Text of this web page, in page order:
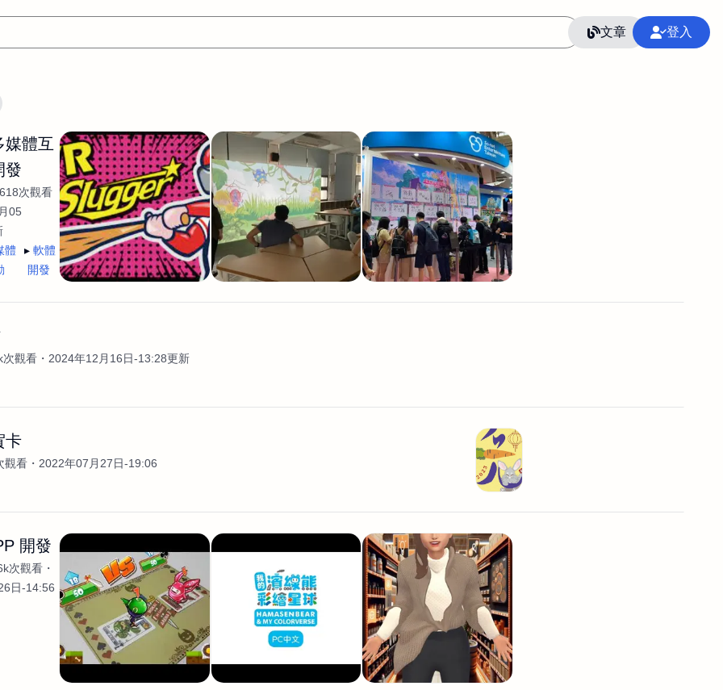
文章 登入
AI應用 AI 網頁設計 軟體開發 網站架設網頁製作 語言 整合行銷公關
平面設計師 AI影片製作 P圖改圖修圖 廣告操作 SEO CRM GoogleAnalytics
程式
商業攝影 廣告行銷服務 室內設計 網站開發 接案 照片後製修圖
WordPress網站架設與網站維護救援
生產設計 網頁製作 SCI醫學論文寫作投稿 Flutter
影像設計 視覺設計 自我介紹 業務外包 設計建模渲染 Solidworks 插畫
電商自媒體平面設計 長篇文案短 影片製作 設計 動畫製作 服務項目
媒體互
發
618次觀看
05
體
軟體
開發
次觀看 2024年12月16日-13:28更新
卡
觀看 2022年07月27日-19:06
開發
次觀看
日-14:56